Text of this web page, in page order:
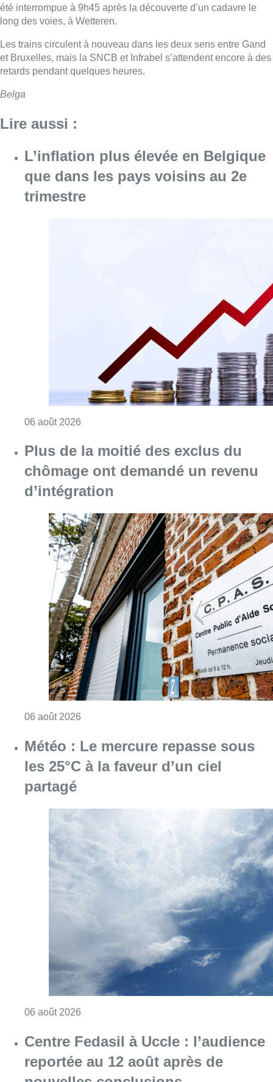
été interrompue à 9h45 après la découverte d’un cadavre le
long des voies, à Wetteren.
Les trains circulent à nouveau dans les deux sens entre Gand
et Bruxelles, mais la SNCB et Infrabel s’attendent encore à des
retards pendant quelques heures.
Belga
Lire aussi :
L’inflation plus élevée en Belgique
que dans les pays voisins au 2e
trimestre
06 août 2026
Plus de la moitié des exclus du
chômage ont demandé un revenu
d’intégration
06 août 2026
Météo : Le mercure repasse sous
les 25°C à la faveur d’un ciel
partagé
06 août 2026
Centre Fedasil à Uccle : l’audience
reportée au 12 août après de